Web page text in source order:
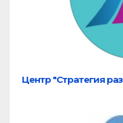
Центр "Стратегия